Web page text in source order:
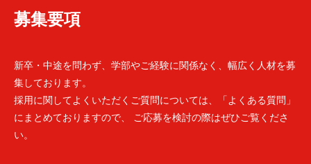
募集要項
新卒・中途を問わず、学部やご経験に関係なく、幅広く人材を募
集しております。
採用に関してよくいただくご質問については、「よくある質問」
にまとめておりますので、 ご応募を検討の際はぜひご覧くださ
い。